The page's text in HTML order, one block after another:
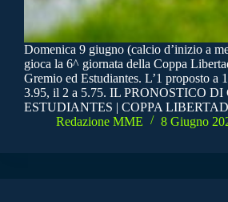
Domenica 9 giugno (calcio d’inizio a
gioca la 6^ giornata della Coppa
Gremio ed Estudiantes. L’1 proposto a
3.95, il 2 a 5.75. IL PRONOSTICO DI
ESTUDIANTES | COPPA
Redazione MME
8 Giugno